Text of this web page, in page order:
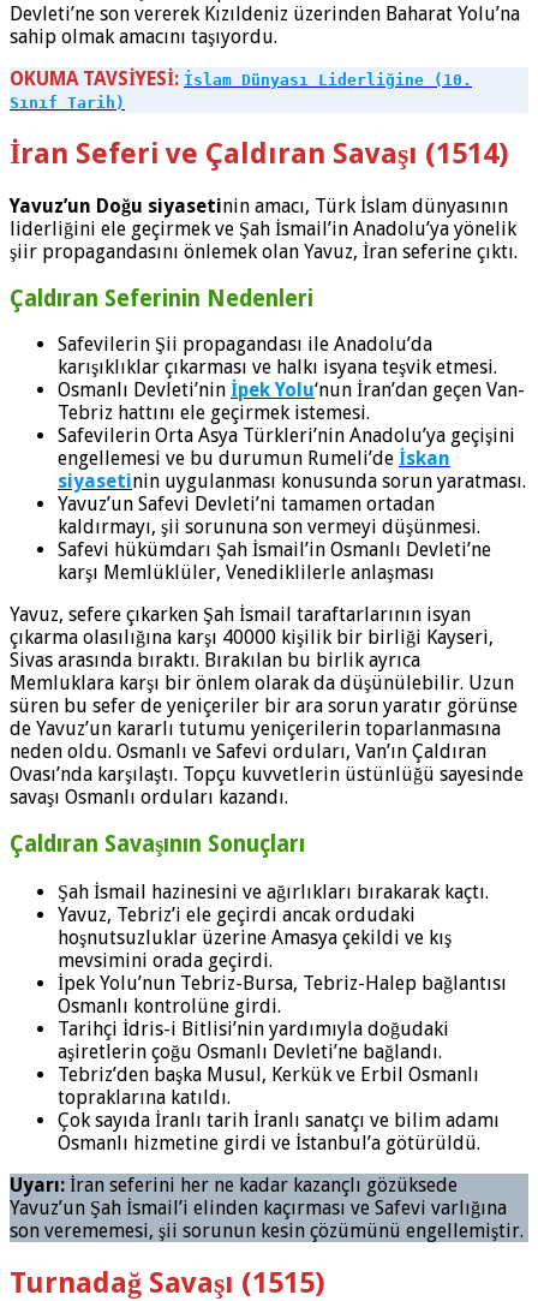
Devleti’ne son vererek Kızıldeniz üzerinden Baharat Yolu’na
sahip olmak amacını taşıyordu.
OKUMA TAVSİYESİ: İslam Dünyası Liderliğine (10.
Sınıf Tarih)
İran Seferi ve Çaldıran Savaşı (1514)
Yavuz’un Doğu siyasetinin amacı, Türk İslam dünyasının
liderliğini ele geçirmek ve Şah İsmail’in Anadolu’ya yönelik
şiir propagandasını önlemek olan Yavuz, İran seferine çıktı.
Çaldıran Seferinin Nedenleri
Safevilerin Şii propagandası ile Anadolu’da
karışıklıklar çıkarması ve halkı isyana teşvik etmesi.
Osmanlı Devleti’nin İpek Yolu‘nun İran’dan geçen Van-
Tebriz hattını ele geçirmek istemesi.
Safevilerin Orta Asya Türkleri’nin Anadolu’ya geçişini
engellemesi ve bu durumun Rumeli’de İskan
siyasetinin uygulanması konusunda sorun yaratması.
Yavuz’un Safevi Devleti’ni tamamen ortadan
kaldırmayı, şii sorununa son vermeyi düşünmesi.
Safevi hükümdarı Şah İsmail’in Osmanlı Devleti’ne
karşı Memlüklüler, Venediklilerle anlaşması
Yavuz, sefere çıkarken Şah İsmail taraftarlarının isyan
çıkarma olasılığına karşı 40000 kişilik bir birliği Kayseri,
Sivas arasında bıraktı. Bırakılan bu birlik ayrıca
Memluklara karşı bir önlem olarak da düşünülebilir. Uzun
süren bu sefer de yeniçeriler bir ara sorun yaratır görünse
de Yavuz’un kararlı tutumu yeniçerilerin toparlanmasına
neden oldu. Osmanlı ve Safevi orduları, Van’ın Çaldıran
Ovası’nda karşılaştı. Topçu kuvvetlerin üstünlüğü sayesinde
savaşı Osmanlı orduları kazandı.
Çaldıran Savaşının Sonuçları
Şah İsmail hazinesini ve ağırlıkları bırakarak kaçtı.
Yavuz, Tebriz’i ele geçirdi ancak ordudaki
hoşnutsuzluklar üzerine Amasya çekildi ve kış
mevsimini orada geçirdi.
İpek Yolu’nun Tebriz-Bursa, Tebriz-Halep bağlantısı
Osmanlı kontrolüne girdi.
Tarihçi İdris-i Bitlisi’nin yardımıyla doğudaki
aşiretlerin çoğu Osmanlı Devleti’ne bağlandı.
Tebriz’den başka Musul, Kerkük ve Erbil Osmanlı
topraklarına katıldı.
Çok sayıda İranlı tarih İranlı sanatçı ve bilim adamı
Osmanlı hizmetine girdi ve İstanbul’a götürüldü.
Uyarı: İran seferini her ne kadar kazançlı gözüksede
Yavuz’un Şah İsmail’i elinden kaçırması ve Safevi varlığına
son verememesi, şii sorunun kesin çözümünü engellemiştir.
Turnadağ Savaşı (1515)